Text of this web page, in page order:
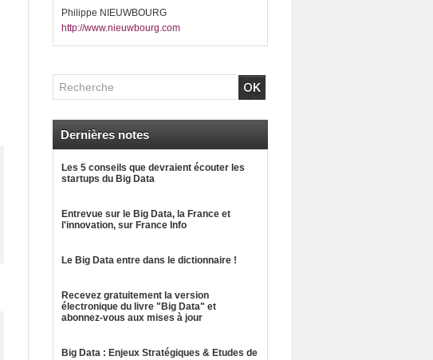
Philippe NIEUWBOURG
http://www.nieuwbourg.com
Dernières notes
Les 5 conseils que devraient écouter les
startups du Big Data
Entrevue sur le Big Data, la France et
l'innovation, sur France Info
Le Big Data entre dans le dictionnaire !
Recevez gratuitement la version
électronique du livre "Big Data" et
abonnez-vous aux mises à jour
Big Data : Enjeux Stratégiques & Etudes de